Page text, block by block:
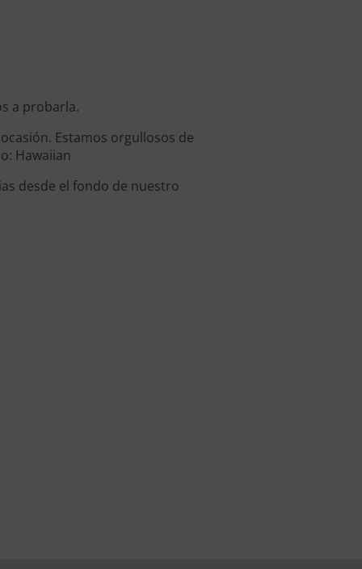
a probarla.
Estamos orgullosos de
Hawaiian
desde el fondo de nuestro